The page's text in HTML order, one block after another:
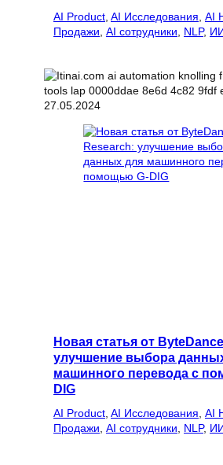
AI Product AI Исследования AI
Продажи AI сотрудники NLP,
27.05.2024
Новая статья от
улучшение выбора
машинного перевода с
DIG
AI Product AI Исследования AI
Продажи AI сотрудники NLP,